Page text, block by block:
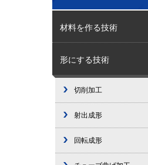
材料を作る技術
フッ素樹脂素材成形技術
形にする技術
切削加工
射出成形
回転成形